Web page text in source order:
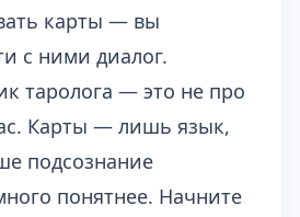
карты — вы
с ними диалог.
таролога — это не про
Карты — лишь язык,
подсознание
понятнее. Начните